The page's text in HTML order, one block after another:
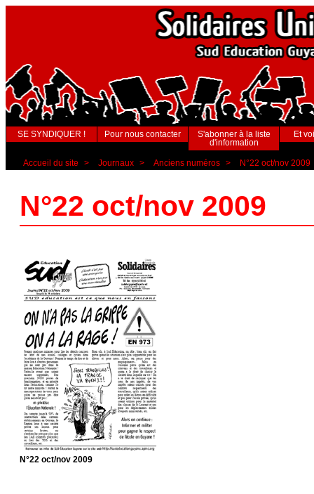
SE SYNDIQUER ! Pour nous contacter
S'abonner à la liste
d'information
Et
Accueil du site > Journaux > Anciens numéros > N°22 oct/nov 2009
N°22 oct/nov 2009
N°22 oct/nov 2009